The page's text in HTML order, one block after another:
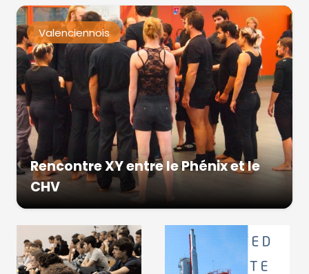
Valenciennois
Rencontre XY entre le Phénix et le
CHV